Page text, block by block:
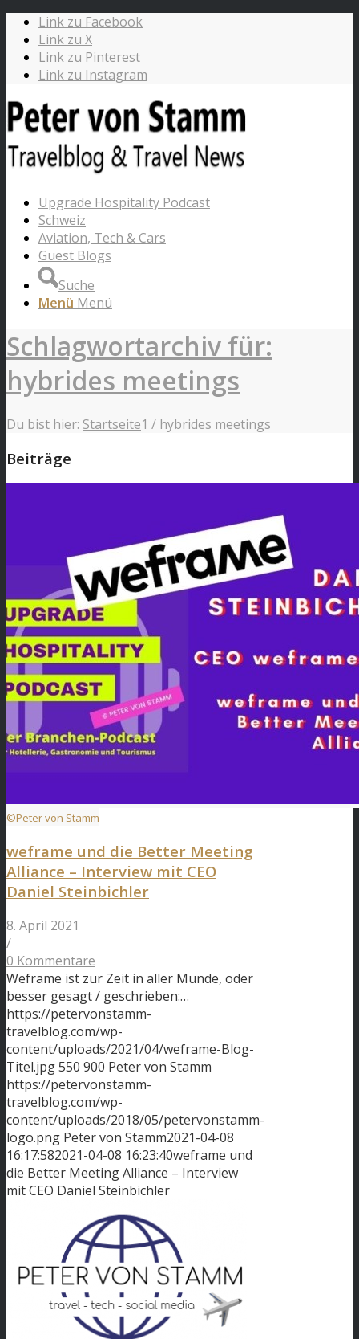
Link zu Facebook
Link zu X
Link zu Pinterest
Link zu Instagram
Upgrade Hospitality Podcast
Schweiz
Aviation, Tech & Cars
Guest Blogs
Suche
Menü Menü
Schlagwortarchiv für:
hybrides meetings
Du bist hier: Startseite1 / hybrides meetings
Beiträge
©Peter von Stamm
weframe und die Better Meeting
Alliance – Interview mit CEO
Daniel Steinbichler
8. April 2021
/
0 Kommentare
Weframe ist zur Zeit in aller Munde, oder
besser gesagt / geschrieben:…
https://petervonstamm-
travelblog.com/wp-
content/uploads/2021/04/weframe-Blog-
Titel.jpg550 900 Peter von Stamm
https://petervonstamm-
travelblog.com/wp-
content/uploads/2018/05/petervonstamm-
logo.png Peter von Stamm2021-04-08
16:17:582021-04-08 16:23:40weframe und
die Better Meeting Alliance – Interview
mit CEO Daniel Steinbichler